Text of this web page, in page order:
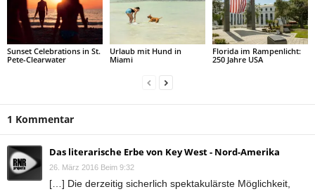
Sunset Celebrations in St.
Pete-Clearwater
Urlaub mit Hund in
Miami
Florida im Rampenlicht:
250 Jahre USA
1 Kommentar
Das literarische Erbe von Key West - Nord-Amerika
26. März 2016 Beim 9:32
[…] Die derzeitig sicherlich spektakulärste Möglichkeit,